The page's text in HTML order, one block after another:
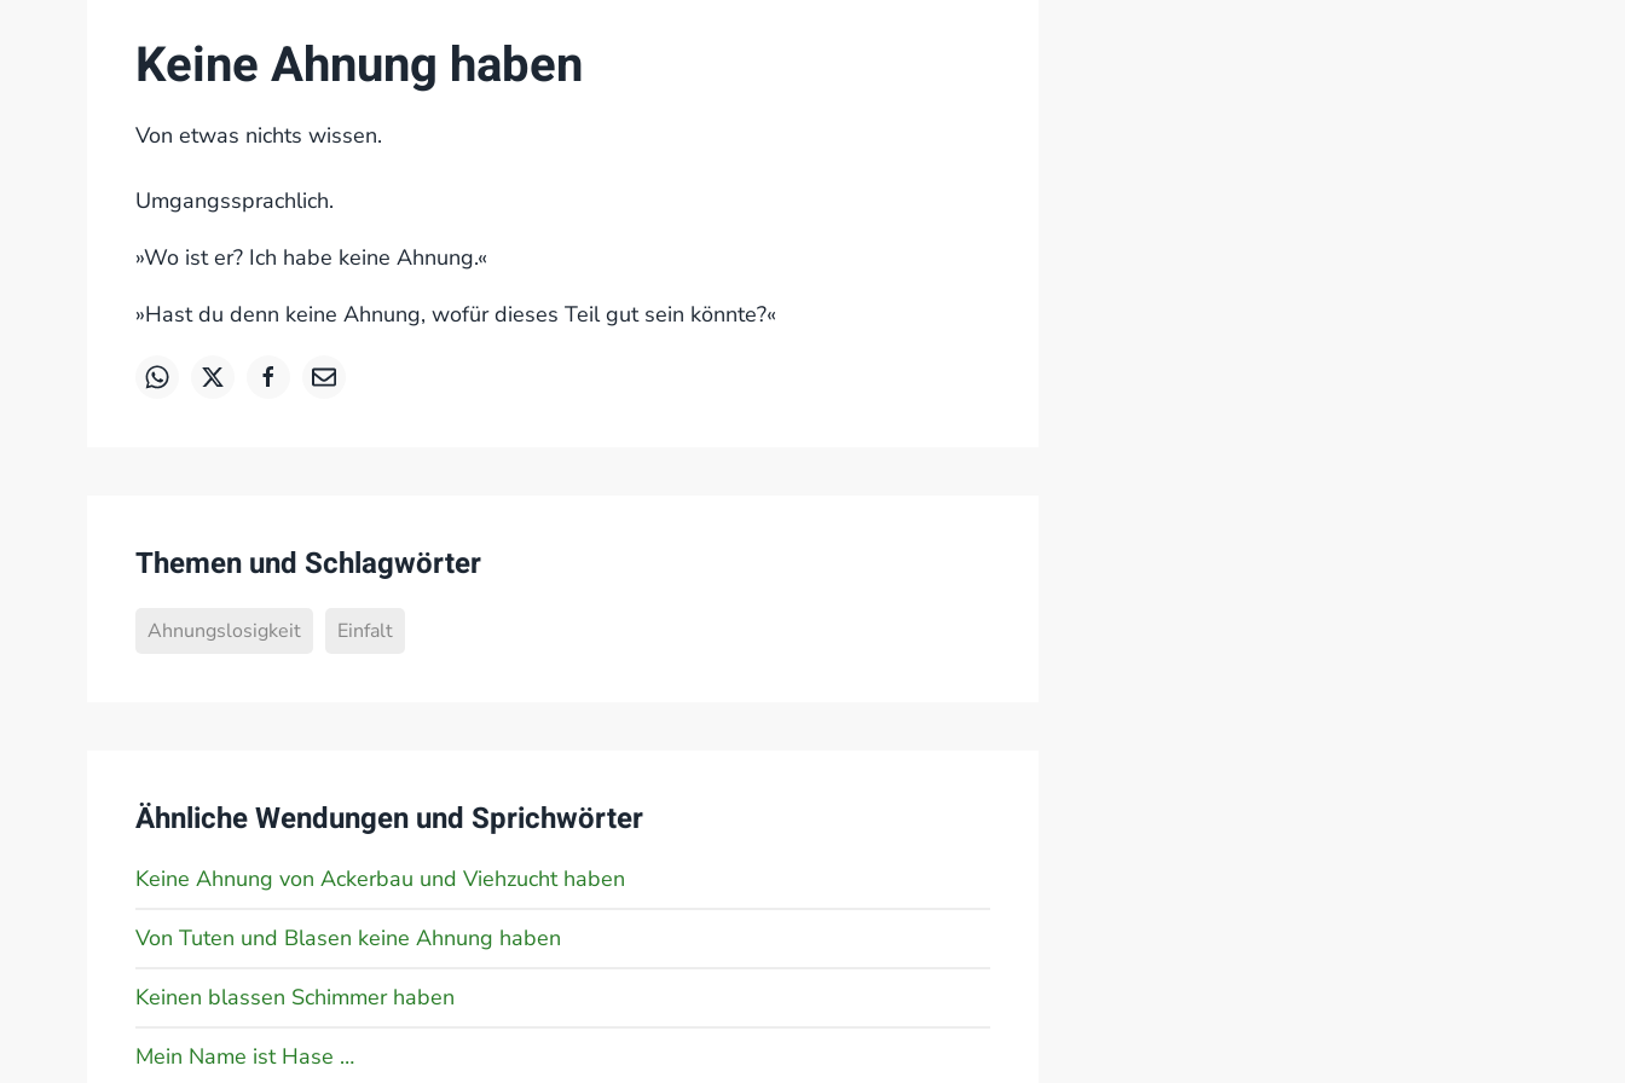
Keine Ahnung haben
Von etwas nichts wissen.
Umgangssprachlich.
»Wo ist er? Ich habe keine Ahnung.«
»Hast du denn keine Ahnung, wofür dieses Teil gut sein könnte?«
Themen und Schlagwörter
Ahnungslosigkeit Einfalt
Ähnliche Wendungen und Sprichwörter
Keine Ahnung von Ackerbau und Viehzucht haben
Von Tuten und Blasen keine Ahnung haben
Keinen blassen Schimmer haben
Mein Name ist Hase …